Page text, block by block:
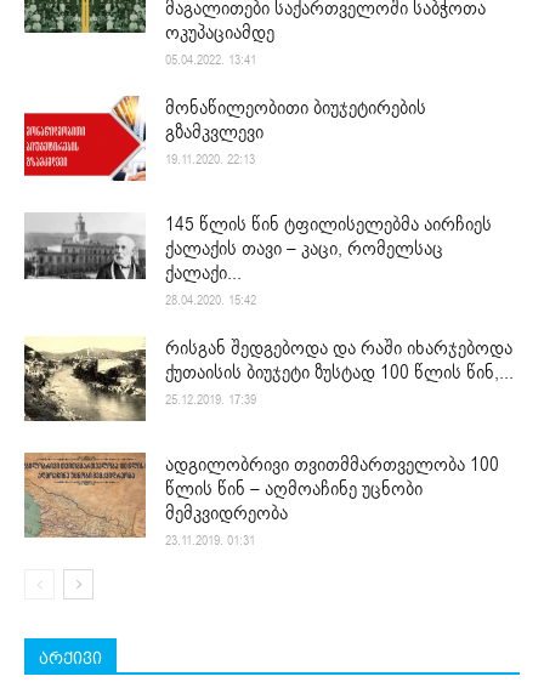
მაგალითები საქართველოში საბჭოთა
ოკუპაციამდე
05.04.2022. 13:41
მონაწილეობითი ბიუჯეტირების
გზამკვლევი
19.11.2020. 22:13
145 წლის წინ ტფილისელებმა აირჩიეს
ქალაქის თავი – კაცი, რომელსაც
ქალაქი...
28.04.2020. 15:42
რისგან შედგებოდა და რაში იხარჯებოდა
ქუთაისის ბიუჯეტი ზუსტად 100 წლის წინ,...
25.12.2019. 17:39
ადგილობრივი თვითმმართველობა 100
წლის წინ – აღმოაჩინე უცნობი
მემკვიდრეობა
23.11.2019. 01:31
არქივი